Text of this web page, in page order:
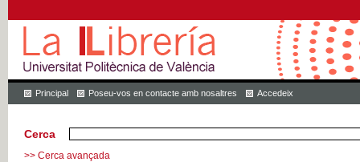
Principal Poseu-vos en contacte amb nosaltres Accedeix
Cerca
>> Cerca avançada